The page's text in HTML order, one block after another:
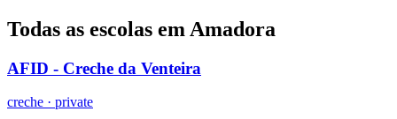
Todas as escolas em Amadora
AFID - Creche da Venteira
creche · private